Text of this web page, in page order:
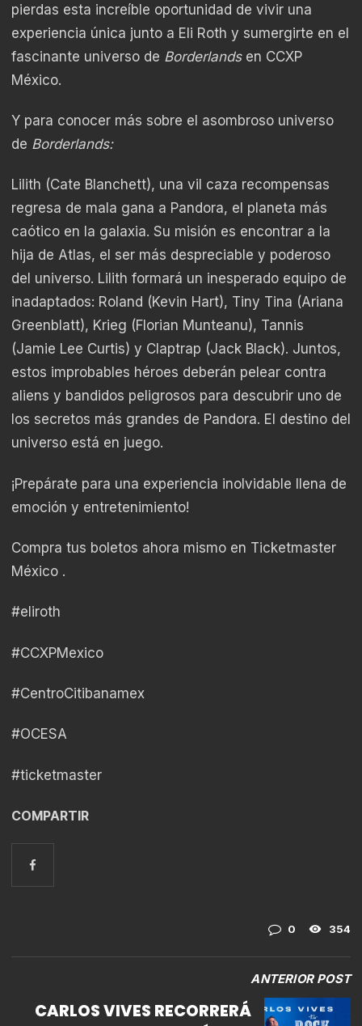
pierdas esta increíble oportunidad de vivir una
experiencia única junto a Eli Roth y sumergirte en el
fascinante universo de Borderlandsen CCXP
México.
Y para conocer más sobre el asombroso universo
de Borderlands:
Lilith (Cate Blanchett), una vil caza recompensas
regresa de mala gana a Pandora, el planeta más
caótico en la galaxia. Su misión es encontrar a la
hija de Atlas, el ser más despreciable y poderoso
del universo. Lilith formará un inesperado equipo de
inadaptados: Roland (Kevin Hart), Tiny Tina (Ariana
Greenblatt), Krieg (Florian Munteanu), Tannis
(Jamie Lee Curtis) y Claptrap (Jack Black). Juntos,
estos improbables héroes deberán pelear contra
aliens y bandidos peligrosos para descubrir uno de
los secretos más grandes de Pandora. El destino del
universo está en juego.
¡Prepárate para una experiencia inolvidable llena de
emoción y entretenimiento!
Compra tus boletos ahora mismo en Ticketmaster
México .
#eliroth
#CCXPMexico
#CentroCitibanamex
#OCESA
#ticketmaster
COMPARTIR
0 354
ANTERIOR POST
CARLOS VIVES RECORRERÁ